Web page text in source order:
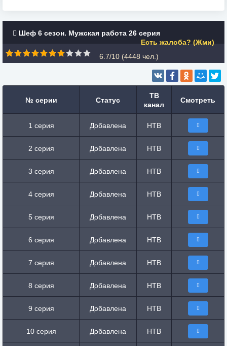
Шеф 6 сезон. Мужская работа 26 серия
Есть жалоба? (Жми)
6.7/10 (4448 чел.)
№ серии Статус
ТВ
канал
Смотреть
1 серия Добавлена НТВ
2 серия Добавлена НТВ
3 серия Добавлена НТВ
4 серия Добавлена НТВ
5 серия Добавлена НТВ
6 серия Добавлена НТВ
7 серия Добавлена НТВ
8 серия Добавлена НТВ
9 серия Добавлена НТВ
10 серия Добавлена НТВ